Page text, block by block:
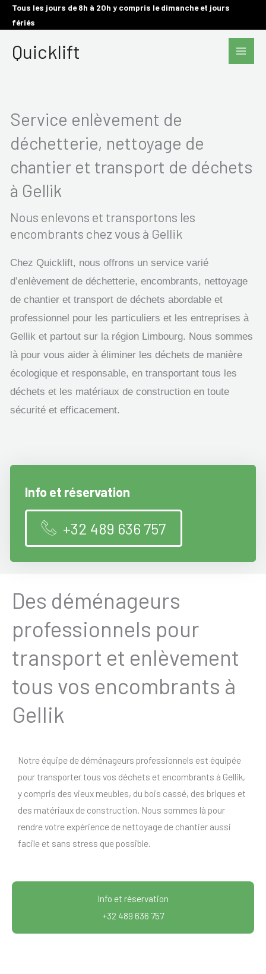
AllerTous les jours de 8h à 20h y compris le dimanche et jours
fériés
Quicklift
Main
Service enlèvement de
déchetterie, nettoyage de
chantier et transport de déchets
à Gellik
Nous enlevons et transportons les
encombrants chez vous à Gellik
Chez Quicklift, nous offrons un service varié
d’enlèvement de déchetterie, encombrants, nettoyage
de chantier et transport de déchets abordable et
professionnel pour les particuliers et les entreprises à
Gellik et partout sur la région Limbourg. Nous sommes
là pour vous aider à éliminer les déchets de manière
écologique et responsable, en transportant tous les
déchets et les matériaux de construction en toute
sécurité et efficacement.
Info et réservation
+32 489 636 757
Des déménageurs
professionnels pour
transport et enlèvement
tous vos encombrants à
Gellik
Notre équipe de déménageurs professionnels est équipée
pour transporter tous vos déchets et encombrants à Gellik,
y compris des vieux meubles, du bois cassé, des briques et
des matériaux de construction. Nous sommes là pour
rendre votre expérience de nettoyage de chantier aussi
facile et sans stress que possible.
Info et réservation
+32 489 636 757